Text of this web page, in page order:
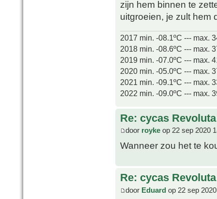
zijn hem binnen te
uitgroeien, je zult hem
2017 min. -08.1ºC --- max.
2018 min. -08.6ºC --- max.
2019 min. -07.0ºC --- max.
2020 min. -05.0ºC --- max.
2021 min. -09.1ºC --- max.
2022 min. -09.0ºC --- max.
Re: cycas Revoluta
door royke op 22 sep 2020
Wanneer zou het te
Re: cycas Revoluta
door Eduard op 22 sep